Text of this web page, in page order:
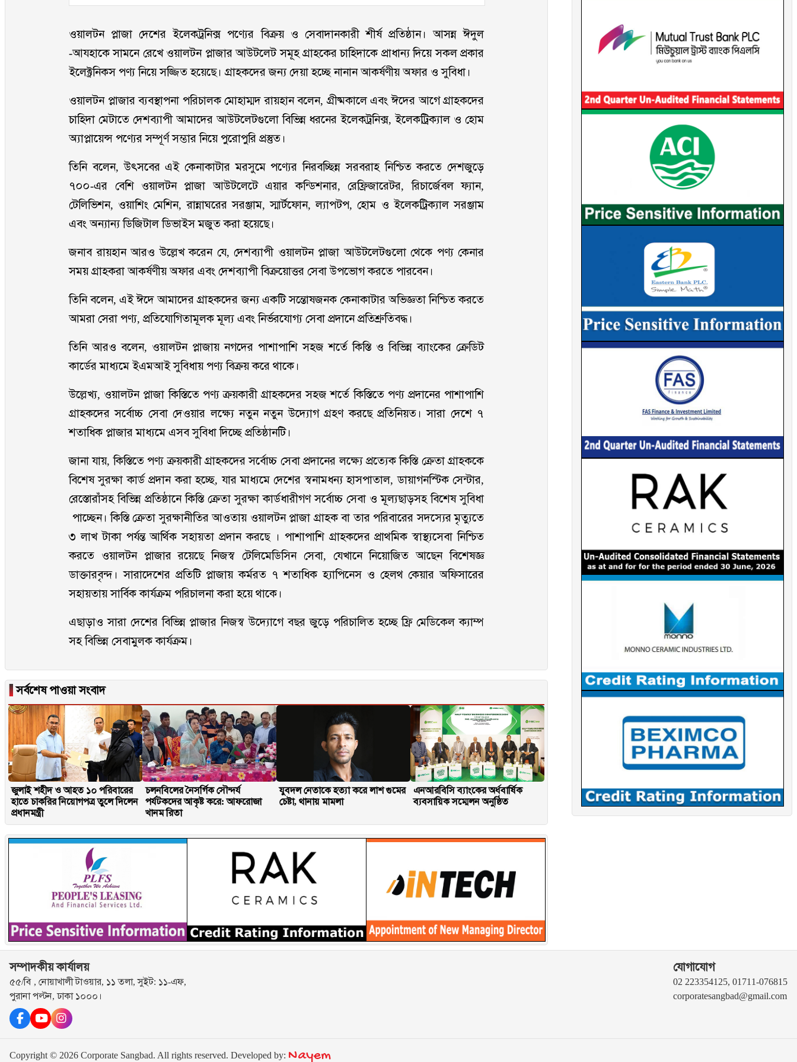
ওয়ালটন প্লাজা দেশের ইলেকট্রনিক্স পণ্যের বিক্রয় ও সেবাদানকারী শীর্ষ প্রতিষ্ঠান। আসন্ন ঈদুল
-আযহাকে সামনে রেখে ওয়ালটন প্লাজার আউটলেট সমূহ গ্রাহকের চাহিদাকে প্রাধান্য দিয়ে সকল প্রকার
ইলেক্ট্রনিকস পণ্য নিয়ে সজ্জিত হয়েছে। গ্রাহকদের জন্য দেয়া হচ্ছে নানান আকর্ষণীয় অফার ও সুবিধা।
ওয়ালটন প্লাজার ব্যবস্থাপনা পরিচালক মোহাম্মদ রায়হান বলেন, গ্রীষ্মকালে এবং ঈদের আগে গ্রাহকদের
চাহিদা মেটাতে দেশব্যাপী আমাদের আউটলেটগুলো বিভিন্ন ধরনের ইলেকট্রনিক্স, ইলেকট্রিক্যাল ও হোম
অ্যাপ্লায়েন্স পণ্যের সম্পূর্ণ সম্ভার নিয়ে পুরোপুরি প্রস্তুত।
তিনি বলেন, উৎসবের এই কেনাকাটার মরসুমে পণ্যের নিরবচ্ছিন্ন সরবরাহ নিশ্চিত করতে দেশজুড়ে
৭০০-এর বেশি ওয়ালটন প্লাজা আউটলেটে এয়ার কন্ডিশনার, রেফ্রিজারেটর, রিচার্জেবল ফ্যান,
টেলিভিশন, ওয়াশিং মেশিন, রান্নাঘরের সরঞ্জাম, স্মার্টফোন, ল্যাপটপ, হোম ও ইলেকট্রিক্যাল সরঞ্জাম
এবং অন্যান্য ডিজিটাল ডিভাইস মজুত করা হয়েছে।
জনাব রায়হান আরও উল্লেখ করেন যে, দেশব্যাপী ওয়ালটন প্লাজা আউটলেটগুলো থেকে পণ্য কেনার
সময় গ্রাহকরা আকর্ষণীয় অফার এবং দেশব্যাপী বিক্রয়োত্তর সেবা উপভোগ করতে পারবেন।
তিনি বলেন, এই ঈদে আমাদের গ্রাহকদের জন্য একটি সন্তোষজনক কেনাকাটার অভিজ্ঞতা নিশ্চিত করতে
আমরা সেরা পণ্য, প্রতিযোগিতামূলক মূল্য এবং নির্ভরযোগ্য সেবা প্রদানে প্রতিশ্রুতিবদ্ধ।
তিনি আরও বলেন, ওয়ালটন প্লাজায় নগদের পাশাপাশি সহজ শর্তে কিস্তি ও বিভিন্ন ব্যাংকের ক্রেডিট
কার্ডের মাধ্যমে ইএমআই সুবিধায় পণ্য বিক্রয় করে থাকে।
উল্লেখ্য, ওয়ালটন প্লাজা কিস্তিতে পণ্য ক্রয়কারী গ্রাহকদের সহজ শর্তে কিস্তিতে পণ্য প্রদানের পাশাপাশি
গ্রাহকদের সর্বোচ্চ সেবা দেওয়ার লক্ষ্যে নতুন নতুন উদ্যোগ গ্রহণ করছে প্রতিনিয়ত। সারা দেশে ৭
শতাধিক প্লাজার মাধ্যমে এসব সুবিধা দিচ্ছে প্রতিষ্ঠানটি।
জানা যায়, কিস্তিতে পণ্য ক্রয়কারী গ্রাহকদের সর্বোচ্চ সেবা প্রদানের লক্ষ্যে প্রত্যেক কিস্তি ক্রেতা গ্রাহককে
বিশেষ সুরক্ষা কার্ড প্রদান করা হচ্ছে, যার মাধ্যমে দেশের স্বনামধন্য হাসপাতাল, ডায়াগনস্টিক সেন্টার,
রেস্তোরাঁসহ বিভিন্ন প্রতিষ্ঠানে কিস্তি ক্রেতা সুরক্ষা কার্ডধারীগণ সর্বোচ্চ সেবা ও মূল্যছাড়সহ বিশেষ সুবিধা
পাচ্ছেন। কিস্তি ক্রেতা সুরক্ষানীতির আওতায় ওয়ালটন প্লাজা গ্রাহক বা তার পরিবারের সদস্যের মৃত্যুতে
৩ লাখ টাকা পর্যন্ত আর্থিক সহায়তা প্রদান করছে । পাশাপাশি গ্রাহকদের প্রাথমিক স্বাস্থ্যসেবা নিশ্চিত
করতে ওয়ালটন প্লাজার রয়েছে নিজস্ব টেলিমেডিসিন সেবা, যেখানে নিয়োজিত আছেন বিশেষজ্ঞ
ডাক্তারবৃন্দ। সারাদেশের প্রতিটি প্লাজায় কর্মরত ৭ শতাধিক হ্যাপিনেস ও হেলথ কেয়ার অফিসারের
সহায়তায় সার্বিক কার্যক্রম পরিচালনা করা হয়ে থাকে।
এছাড়াও সারা দেশের বিভিন্ন প্লাজার নিজস্ব উদ্যোগে বছর জুড়ে পরিচালিত হচ্ছে ফ্রি মেডিকেল ক্যাম্প
সহ বিভিন্ন সেবামুলক কার্যক্রম।
▐সর্বশেষ পাওয়া সংবাদ
জুলাই শহীদ ও আহত ১০ পরিবারের
হাতে চাকরির নিয়োগপত্র তুলে দিলেন
প্রধানমন্ত্রী
চলনবিলের নৈসর্গিক সৌন্দর্য
পর্যটকদের আকৃষ্ট করে: আফরোজা
খানম রিতা
যুবদল নেতাকে হত্যা করে লাশ গুমের
চেষ্টা, থানায় মামলা
এনআরবিসি ব্যাংকের অর্ধবার্ষিক
ব্যবসায়িক সম্মেলন অনুষ্ঠিত
সম্পাদকীয় কার্যালয়
৫৫/বি , নোয়াখালী টাওয়ার, ১১ তলা, সুইট: ১১-এফ,
পুরানা পল্টন, ঢাকা ১০০০।
যোগাযোগ
02 223354125, 01711-076815
corporatesangbad@gmail.com
Copyright © 2026 Corporate Sangbad. All rights reserved. Developed by: Nayem